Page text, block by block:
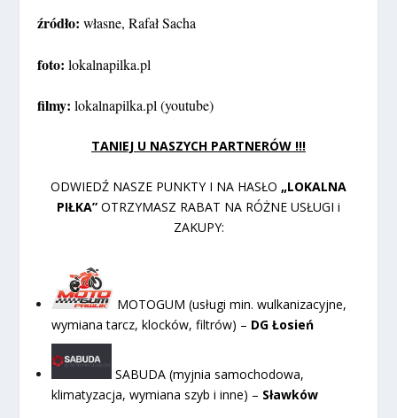
źródło:własne, Rafał Sacha
foto: lokalnapilka.pl
filmy: lokalnapilka.pl (youtube)
TANIEJ U NASZYCH PARTNERÓW !!!
ODWIEDŹ NASZE PUNKTY I NA HASŁO „LOKALNA
PIŁKA” OTRZYMASZ RABAT NA RÓŻNE USŁUGI i
ZAKUPY:
MOTOGUM (usługi min. wulkanizacyjne,
wymiana tarcz, klocków, filtrów) – DG Łosień
SABUDA (myjnia samochodowa,
klimatyzacja, wymiana szyb i inne) – Sławków